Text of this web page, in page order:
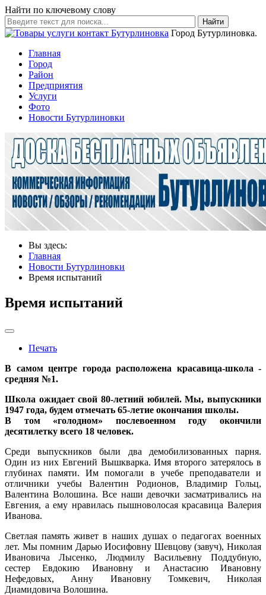
Найти по ключевому слову
Найти
Город Бутурлиновка.
Главная
Город
Район
Предприятия
Услуги
Фото
Новости Бутурлиновки
Вы здесь:
Главная
Новости Бутурлиновки
Время испытаний
Время испытаний
Печать
В самом центре города расположена красавица-школа -
средняя №1.
Школа ожидает свой 80-летний юбилей. Мы, выпускники
1947 года, будем отмечать 65-летие окончания школы.
В том «голодном» послевоенном году окончили
десятилетку всего 18 человек.
Среди выпускников были два демобилизованных парня.
Один из них Евгений Вышкварка. Имя второго затерялось в
глубинах памяти. Им помогали в учебе преподаватели и
отличники учебы Валентин Родионов, Владимир Гольц,
Валентина Волошина. Все наши девочки засматривались на
Евгения, а ему нравилась пышноволосая красавица Валерия
Иванова.
Светлая память живет в наших душах о педагогах военных
лет. Мы помним Дарью Иосифовну Шевцову (завуч), Николая
Ивановича Лысенко, Людмилу Васильевну Поддубную,
сестер Евдокию Ивановну и Анастасию Ивановну
Нефедовых, Анну Ивановну Томкевич, Николая
Диамидовича Волошина.